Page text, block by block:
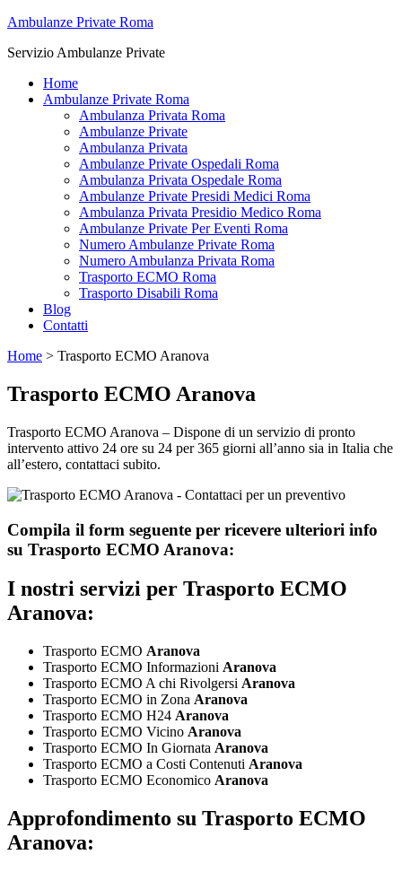
Ambulanze Private Roma
Servizio Ambulanze Private
Home
Ambulanze Private Roma
Ambulanza Privata Roma
Ambulanze Private
Ambulanza Privata
Ambulanze Private Ospedali Roma
Ambulanza Privata Ospedale Roma
Ambulanze Private Presidi Medici Roma
Ambulanza Privata Presidio Medico Roma
Ambulanze Private Per Eventi Roma
Numero Ambulanze Private Roma
Numero Ambulanza Privata Roma
Trasporto ECMO Roma
Trasporto Disabili Roma
Blog
Contatti
Home > Trasporto ECMO Aranova
Trasporto ECMO Aranova
Trasporto ECMO Aranova – Dispone di un servizio di pronto
intervento attivo 24 ore su 24 per 365 giorni all’anno sia in Italia che
all’estero, contattaci subito.
Compila il form seguente per ricevere ulteriori info
su Trasporto ECMO Aranova:
I nostri servizi per Trasporto ECMO
Aranova:
Trasporto ECMO Aranova
Trasporto ECMO Informazioni Aranova
Trasporto ECMO A chi Rivolgersi Aranova
Trasporto ECMO in Zona Aranova
Trasporto ECMO H24 Aranova
Trasporto ECMO Vicino Aranova
Trasporto ECMO In Giornata Aranova
Trasporto ECMO a Costi Contenuti Aranova
Trasporto ECMO Economico Aranova
Approfondimento su Trasporto ECMO
Aranova: